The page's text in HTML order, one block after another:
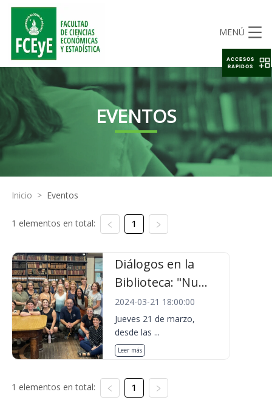
MENÚ
EVENTOS
Inicio > Eventos
1 elementos en total: 1
Diálogos en la
Biblioteca: "Nu...
2024-03-21 18:00:00
Jueves 21 de marzo,
desde las ...
Leer más
1 elementos en total: 1
ACCESOS
RAPIDOS